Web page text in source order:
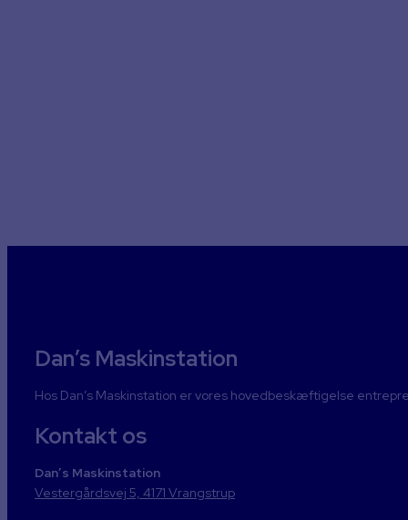
Dan’s Maskinstation
Hos Dan’s Maskinstation er vores hovedbeskæftigelse
Kontakt os
Dan’s Maskinstation
Vestergårdsvej 5, 4171 Vrangstrup